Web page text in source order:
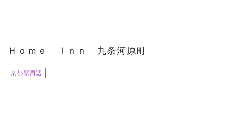
Ｈｏｍｅ Ｉｎｎ 九条河原町
京都駅周辺